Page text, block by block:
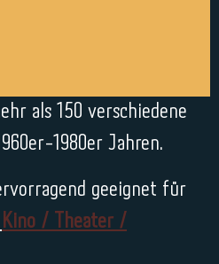
als 150 verschiedene
1980er Jahren.
geeignet für
Kino / Theater /